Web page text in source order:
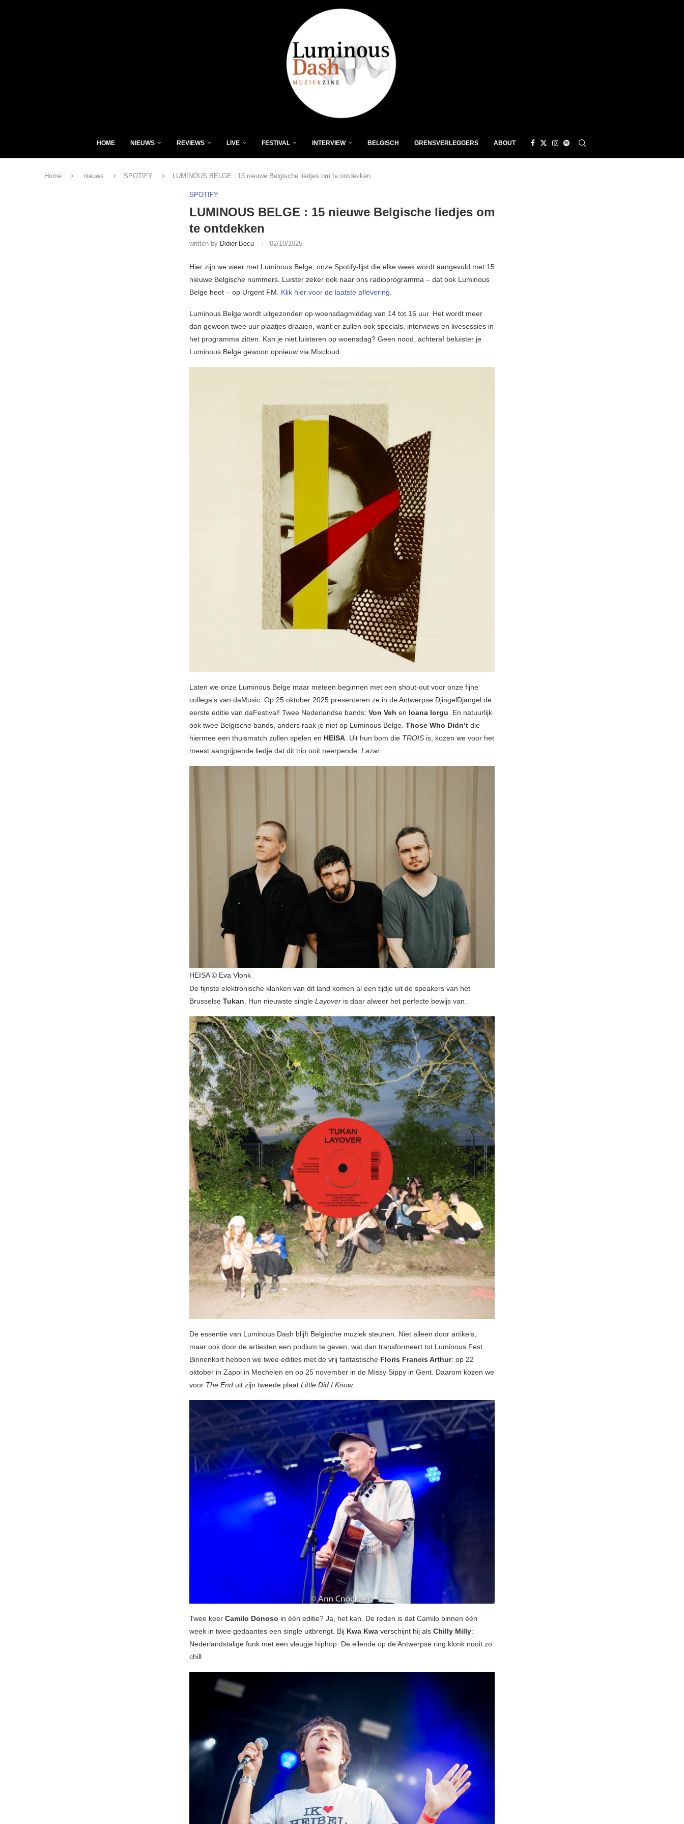
HOME NIEUWS REVIEWS LIVE FESTIVAL INTERVIEW BELGISCH GRENSVERLEGGERS ABOUT
Home nieuws SPOTIFY LUMINOUS BELGE : 15 nieuwe Belgische liedjes om te ontdekken
SPOTIFY
LUMINOUS BELGE : 15 nieuwe Belgische liedjes om
te ontdekken
written by Didier Becu 02/10/2025
Hier zijn we weer met Luminous Belge, onze Spotify-lijst die elke week wordt aangevuld met 15
nieuwe Belgische nummers. Luister zeker ook naar ons radioprogramma – dat ook Luminous
Belge heet – op Urgent FM. Klik hier voor de laatste aflevering.
Luminous Belge wordt uitgezonden op woensdagmiddag van 14 tot 16 uur. Het wordt meer
dan gewoon twee uur plaatjes draaien, want er zullen ook specials, interviews en livesessies in
het programma zitten. Kan je niet luisteren op woensdag? Geen nood, achteraf beluister je
Luminous Belge gewoon opnieuw via Mixcloud.
Laten we onze Luminous Belge maar meteen beginnen met een shout-out voor onze fijne
collega’s van daMusic. Op 25 oktober 2025 presenteren ze in de Antwerpse DjingelDjangel de
eerste editie van daFestival! Twee Nederlandse bands: Von Veh en Ioana Iorgu. En natuurlijk
ook twee Belgische bands, anders raak je niet op Luminous Belge. Those Who Didn’t die
hiermee een thuismatch zullen spelen en HEISA. Uit hun bom die TROIS is, kozen we voor het
meest aangrijpende liedje dat dit trio ooit neerpende: Lazar.
HEISA © Eva Vlonk
De fijnste elektronische klanken van dit land komen al een tijdje uit de speakers van het
Brusselse Tukan . Hun nieuwste single Layover is daar alweer het perfecte bewijs van.
De essentie van Luminous Dash blijft Belgische muziek steunen. Niet alleen door artikels,
maar ook door de artiesten een podium te geven, wat dan transformeert tot Luminous Fest.
Binnenkort hebben we twee edities met de vrij fantastische Floris Francis Arthur: op 22
oktober in Zapoi in Mechelen en op 25 november in de Missy Sippy in Gent. Daarom kozen we
voor The End uit zijn tweede plaat Little Did I Know.
Twee keer Camilo Donoso in één editie? Ja, het kan. De reden is dat Camilo binnen één
week in twee gedaantes een single uitbrengt. Bij Kwa Kwa verschijnt hij als Chilly Milly:
Nederlandstalige funk met een vleugje hiphop. De ellende op de Antwerpse ring klonk nooit zo
chill